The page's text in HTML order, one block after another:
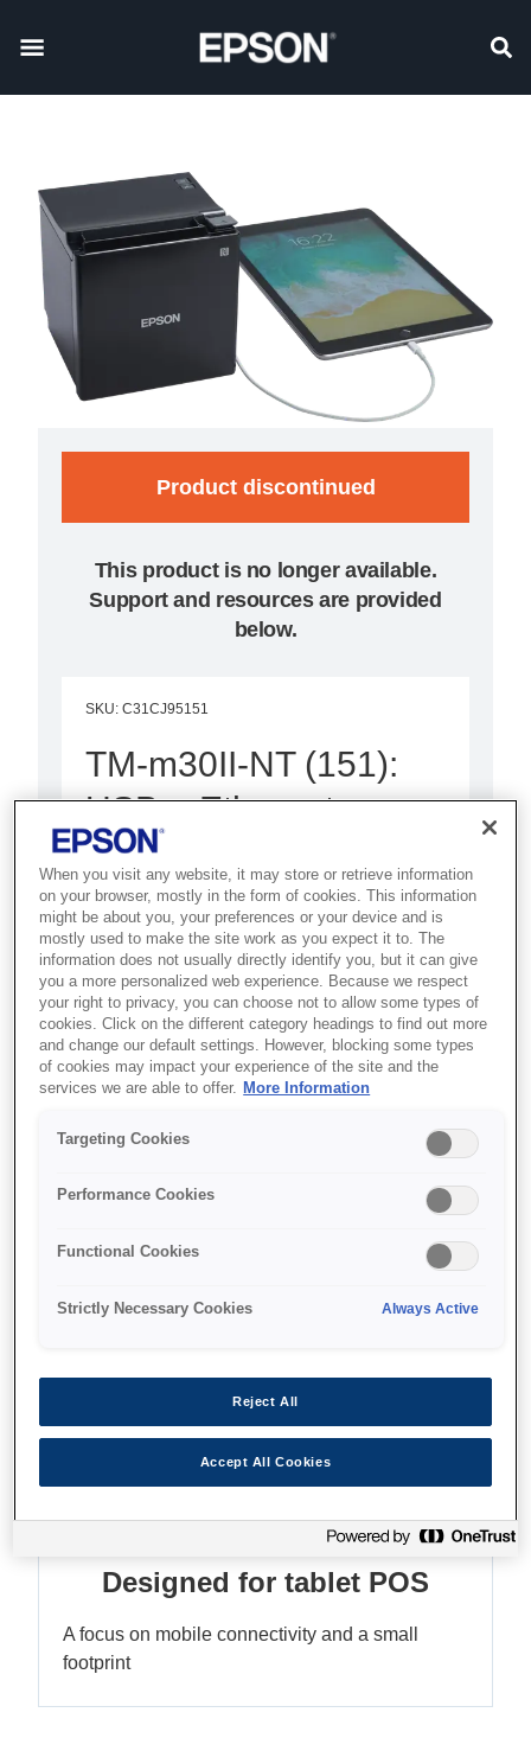
Product discontinued
This product is no longer available.
Support and resources are provided
below.
SKU: C31CJ95151
TM-m30II-NT (151):
USB + Ethernet +
NES + Lightning,
White, PS, EU
Best for modern POS
environments that need a
compact, connected receipt
printer with smart device support.
Barcode scanner support
Direct printing from ANY device
Find support
Функції
Designed for tablet POS
A focus on mobile connectivity and a small
footprint
When you visit any website, it may store or retrieve information
on your browser, mostly in the form of cookies. This information
might be about you, your preferences or your device and is
mostly used to make the site work as you expect it to. The
information does not usually directly identify you, but it can give
you a more personalized web experience. Because we respect
your right to privacy, you can choose not to allow some types of
cookies. Click on the different category headings to find out more
and change our default settings. However, blocking some types
of cookies may impact your experience of the site and the
services we are able to offer. More Information
Targeting Cookies
Performance Cookies
Functional Cookies
Strictly Necessary Cookies Always Active
Reject All
Accept All Cookies